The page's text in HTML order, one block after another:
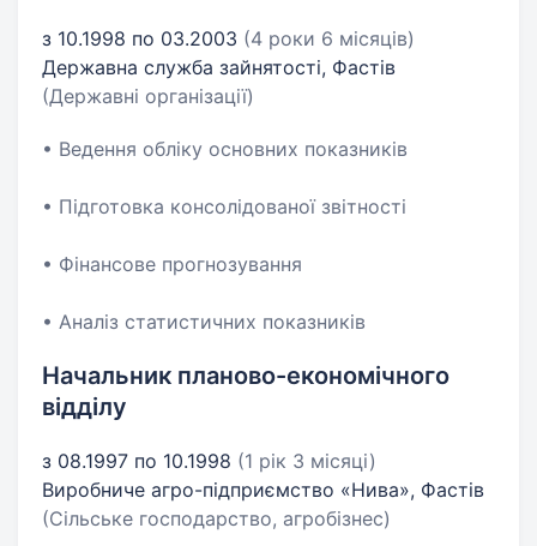
з 10.1998 по 03.2003 (4 роки 6 місяців)
Державна служба зайнятості, Фастів
(Державні організації)
• Ведення обліку основних показників
• Підготовка консолідованої звітності
• Фінансове прогнозування
• Аналіз статистичних показників
Начальник планово-економічного
відділу
з 08.1997 по 10.1998 (1 рік 3 місяці)
Виробниче агро-підприємство «Нива», Фастів
(Сільське господарство, агробізнес)